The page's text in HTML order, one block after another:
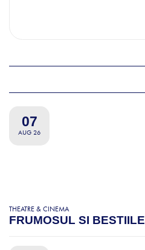
07
AUG 26
THEATRE & CINEMA
FRUMOSUL SI BESTIILE